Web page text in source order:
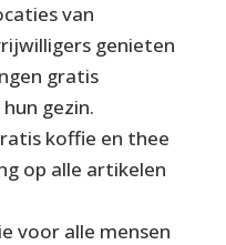
van
genieten
gratis
gezin.
koffie en thee
op alle artikelen
voor alle mensen